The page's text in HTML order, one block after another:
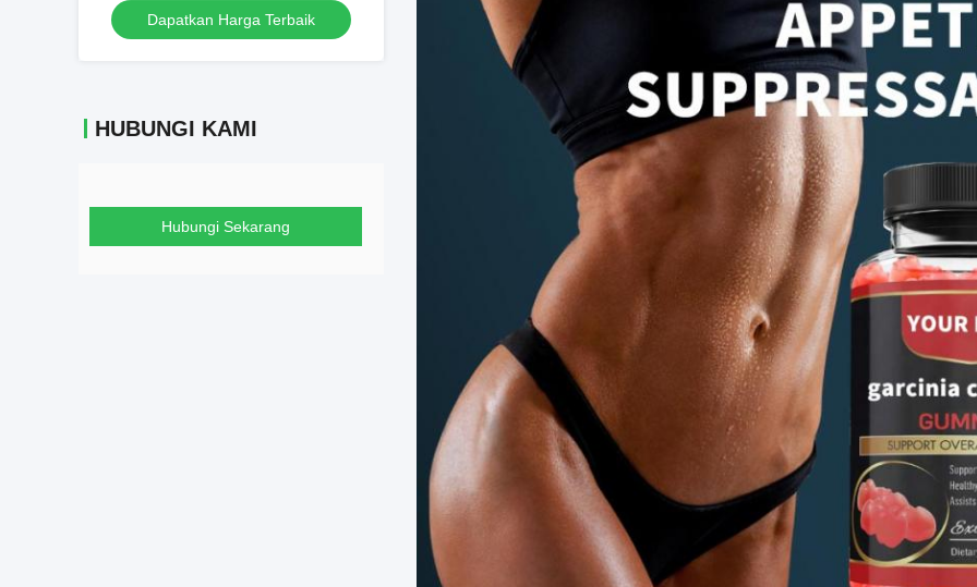
Dapatkan Harga Terbaik
HUBUNGI KAMI
Hubungi Sekarang